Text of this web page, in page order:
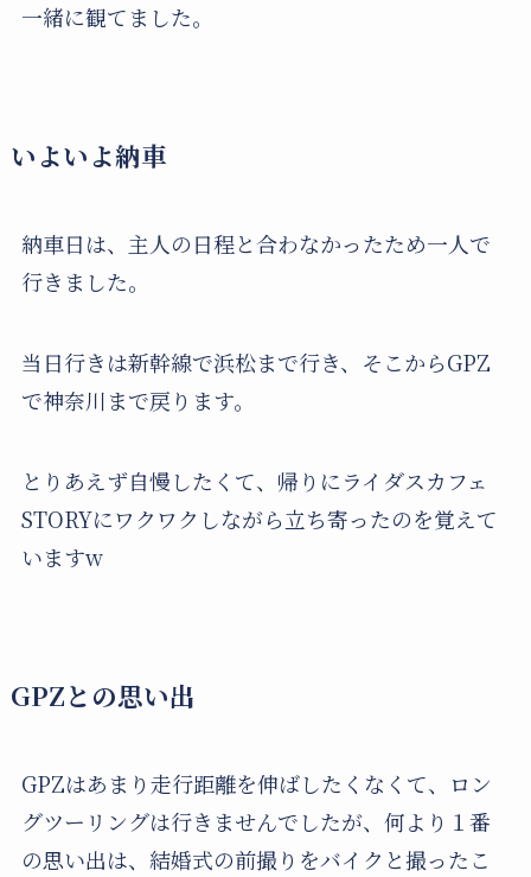
一緒に観てました。
いよいよ納車
納車日は、主人の日程と合わなかったため一人で
行きました。
当日行きは新幹線で浜松まで行き、そこからGPZ
で神奈川まで戻ります。
とりあえず自慢したくて、帰りにライダスカフェ
STORYにワクワクしながら立ち寄ったのを覚えて
いますw
GPZとの思い出
GPZはあまり走行距離を伸ばしたくなくて、ロン
グツーリングは行きませんでしたが、何より１番
の思い出は、結婚式の前撮りをバイクと撮ったこ